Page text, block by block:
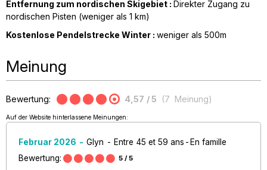
Entfernung zum nordischen Skigebiet : Direkter Zugang zu
nordischen Pisten (weniger als 1 km)
Kostenlose Pendelstrecke Winter : weniger als 500m
Meinung
Bewertung: 4,57 / 5 (7 Meinung)
Auf der Website hinterlassene Meinungen:
Februar 2026 Glyn Entre 45 et 59 ans
En famille
Bewertung:
5 / 5